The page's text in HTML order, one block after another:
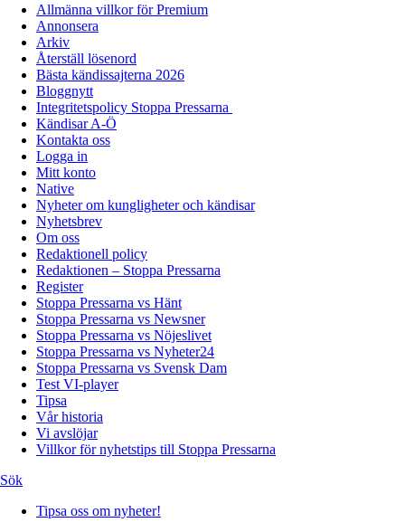
Allmänna villkor för Premium
Annonsera
Arkiv
Återställ lösenord
Bästa kändissajterna 2026
Bloggnytt
Integritetspolicy Stoppa Pressarna
Kändisar A-Ö
Kontakta oss
Logga in
Mitt konto
Native
Nyheter om kungligheter och kändisar
Nyhetsbrev
Om oss
Redaktionell policy
Redaktionen – Stoppa Pressarna
Register
Stoppa Pressarna vs Hänt
Stoppa Pressarna vs Newsner
Stoppa Pressarna vs Nöjeslivet
Stoppa Pressarna vs Nyheter24
Stoppa Pressarna vs Svensk Dam
Test VI-player
Tipsa
Vår historia
Vi avslöjar
Villkor för nyhetstips till Stoppa Pressarna
Sök
Tipsa oss om nyheter!